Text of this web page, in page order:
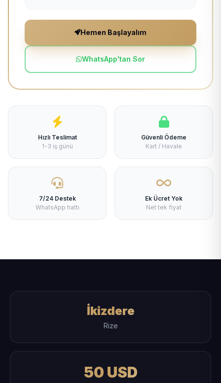
Hemen Başlayalım
WhatsApp'tan Sor
Hızlı Teslimat
1-3 iş günü
Güvenli Ödeme
Kart / Havale
7/24 Destek
WhatsApp hattı
Ek Ücret Yok
Net tek fiyat
İkizdere
Rize
50 USD